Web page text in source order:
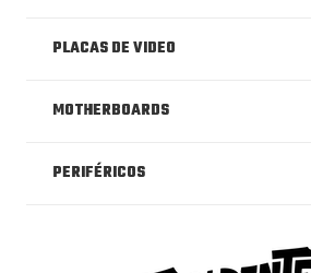
PLACAS DE VIDEO
MOTHERBOARDS
PERIFÉRICOS